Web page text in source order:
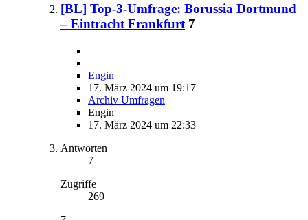
[BL] Top-3-Umfrage: Borussia Dortmund
– Eintracht Frankfurt 7
Engin
17. März 2024 um 19:17
Archiv Umfragen
Engin
17. März 2024 um 22:33
Antworten
7
Zugriffe
269